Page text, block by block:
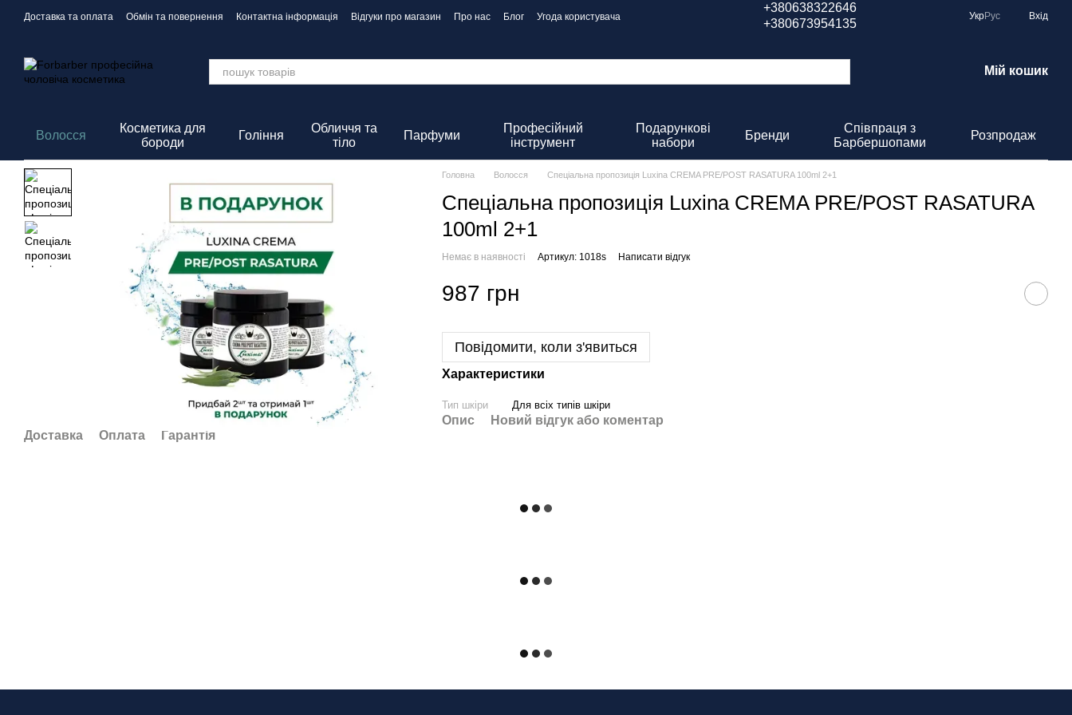
Перейти до основного контенту
Доставка та оплата Обмін та повернення Контактна інформація Відгуки про магазин Про нас Блог
Угода користувача
+380638322646
+380673954135
УкрРус Вхід
Мій кошик
Волосся
Косметика для
бороди
Гоління
Обличчя та
тіло
Парфуми
Професійний
інструмент
Подарункові
набори
Бренди
Співпраця з
Барбершопами
Розпродаж
Доставка Оплата Гарантія
Головна Волосся Спеціальна пропозиція Luxina CREMA PRE/POST RASATURA 100ml 2+1
Спеціальна пропозиція Luxina CREMA PRE/POST RASATURA
100ml 2+1
Немає в наявності Артикул: 1018s Написати відгук
987 грн
Повідомити, коли з'явиться
Характеристики
Тип шкіри Для всіх типів шкіри
Опис Новий відгук або коментар